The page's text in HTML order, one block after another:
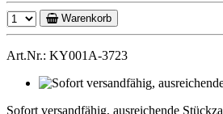
Warenkorb
Art.Nr.: KY001A-3723
Sofort versandfähig, ausreichende